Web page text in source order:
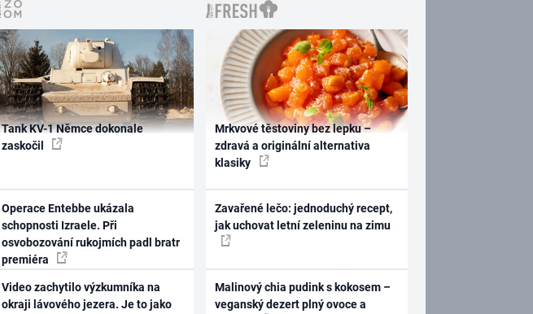
Tank KV-1 Němce dokonale
zaskočil
Operace Entebbe ukázala
schopnosti Izraele. Při
osvobozování rukojmích padl bratr
premiéra
Video zachytilo výzkumníka na
okraji lávového jezera. Je to jako
Mrkvové těstoviny bez lepku –
zdravá a originální alternativa
klasiky
Zavařené lečo: jednoduchý recept,
jak uchovat letní zeleninu na zimu
Malinový chia pudink s kokosem –
veganský dezert plný ovoce a